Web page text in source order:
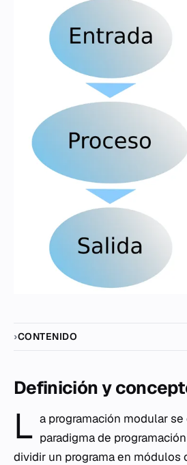
CONTENIDO
Definición y
L a programación modular
paradigma de
dividir un programa en módulos